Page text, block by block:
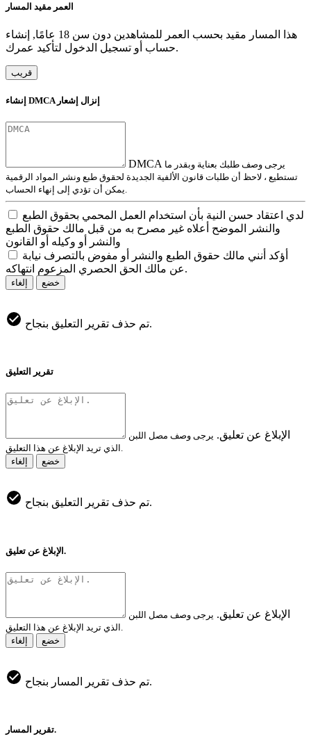
العمر مقيد المسار
هذا المسار مقيد بحسب العمر للمشاهدين دون سن 18 عامًا, إنشاء
حساب أو تسجيل الدخول لتأكيد عمرك.
قريب
إنشاء DMCA إنزال إشعار
DMCA يرجى وصف طلبك بعناية وبقدر ما
تستطيع ، لاحظ أن طلبات قانون الألفية الجديدة لحقوق طبع ونشر المواد الرقمية
يمكن أن تؤدي إلى إنهاء الحساب.
لدي اعتقاد حسن النية بأن استخدام العمل المحمي بحقوق الطبع
والنشر الموضح أعلاه غير مصرح به من قبل مالك حقوق الطبع
والنشر أو وكيله أو القانون
أؤكد أنني مالك حقوق الطبع والنشر أو مفوض بالتصرف نيابة
عن مالك الحق الحصري المزعوم انتهاكه.
إلغاء خضع
تم حذف تقرير التعليق بنجاح.
تقرير التعليق
الإبلاغ عن تعليق. يرجى وصف مصل اللبن
الذي تريد الإبلاغ عن هذا التعليق.
إلغاء
خضع
تم حذف تقرير التعليق بنجاح.
الإبلاغ عن تعليق.
الإبلاغ عن تعليق. يرجى وصف مصل اللبن
إلغاء
خضع
تم حذف تقرير المسار بنجاح.
تقرير المسار.